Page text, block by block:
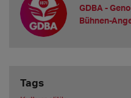
GDBA -
Bühnen-
Tags